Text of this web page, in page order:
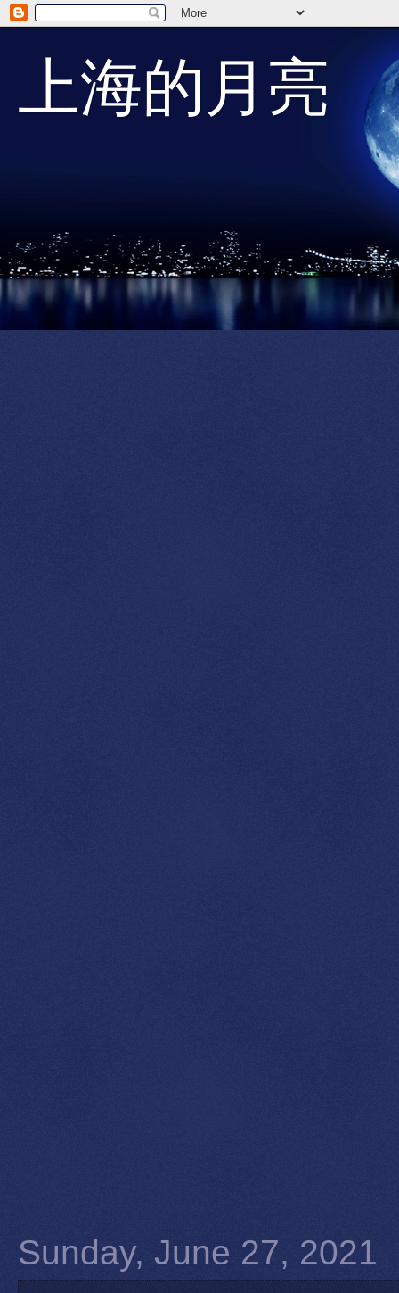
上海的月亮
Sunday, June 27, 2021